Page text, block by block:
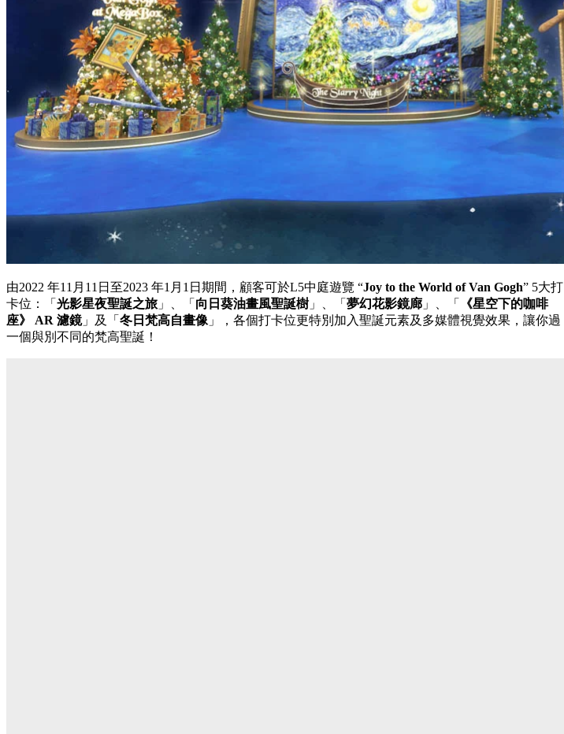
由2022 年11月11日至2023 年1月1日期間，顧客可於L5中庭遊覽 “Joy to the World of Van Gogh” 5大打
卡位：「 光影星夜聖誕之旅 」、「 向日葵油畫風聖誕樹 」、「 夢幻花影鏡廊 」、「
《星空下的咖啡
座》 AR 濾鏡」及「 冬日梵高自畫像 」，各個打卡位更特別加入聖誕元素及多媒體視覺效果，讓你過
一個與別不同的梵高聖誕！